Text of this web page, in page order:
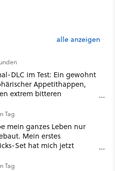
alle anzeigen
DLC im Test: Ein gewohnt
Appetithappen,
extrem bitteren
Tag
mein ganzes Leben nur
Mein erstes
Set hat mich jetzt
Test
Tag